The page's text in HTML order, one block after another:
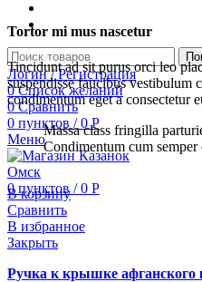
Контакты
Логин / Регистрация
0Список желаний
0 Сравнить
0 пунктов / 0Р
Меню
0пунктов / 0 Р
Tortor mi mus nascetur
Tincidunt ad sit purus orci leo
suspendisse faucibus vestibulum
condimentum eget a consectetur
Massa class fringilla
Condimentum cum semper
В корзину
Сравнить
В избранное
Закрыть
Ручка к крышке афганского